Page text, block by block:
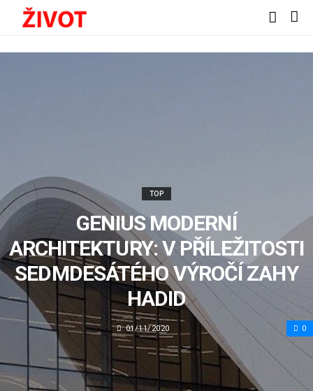
TOP
GENIUS MODERNÍ
ARCHITEKTURY: V PŘÍLEŽITOSTI
SEDMDESÁTÉHO VÝROČÍ ZAHY
HADID
01/11/2020 0